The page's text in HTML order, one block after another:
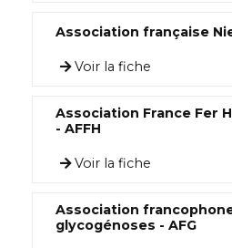
Association française
Voir la fiche
Association France Fer
- AFFH
Voir la fiche
Association
glycogénoses - AFG